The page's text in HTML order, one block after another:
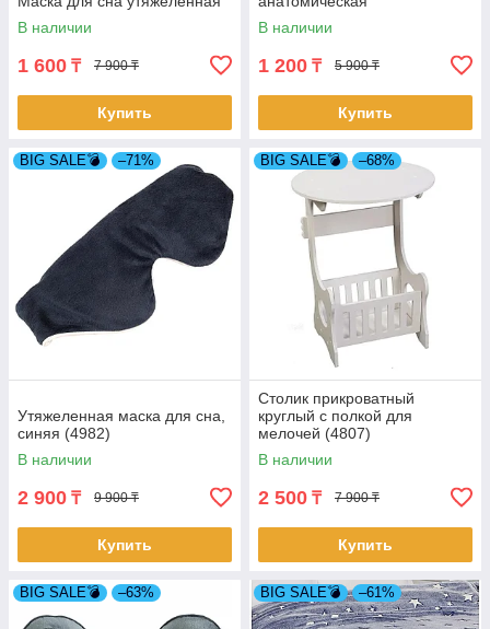
В наличии
1 600 ₸ 7 900 ₸
Купить
В наличии
1 200 ₸ 5 900 ₸
Купить
BIG SALE💣 –71%
Утяжеленная маска для сна,
синяя (4982)
В наличии
2 900 ₸ 9 900 ₸
Купить
BIG SALE💣 –68%
Столик прикроватный
круглый с полкой для
мелочей (4807)
В наличии
2 500 ₸ 7 900 ₸
Купить
BIG SALE💣 –63% BIG SALE💣 –61%